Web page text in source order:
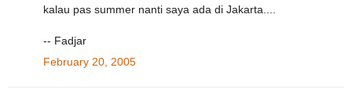
kalau pas summer nanti saya ada di Jakarta....
-- Fadjar
February 20, 2005